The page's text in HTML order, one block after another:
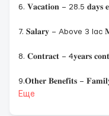
6. 𝐕𝐚𝐜𝐚𝐭𝐢𝐨𝐧 – 28.5 𝐝𝐚𝐲𝐬
7. 𝐒𝐚𝐥𝐚𝐫𝐲 – Above 3 lac
8. 𝐂𝐨𝐧𝐭𝐫𝐚𝐜𝐭 – 4𝐲𝐞𝐚𝐫𝐬
9.𝐎𝐭𝐡𝐞𝐫 𝐁𝐞𝐧𝐞𝐟𝐢𝐭𝐬 –
Еще